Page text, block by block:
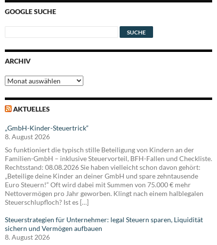
GOOGLE SUCHE
ARCHIV
Archiv
AKTUELLES
„GmbH-Kinder-Steuertrick“
8. August 2026
So funktioniert die typisch stille Beteiligung von Kindern an der
Familien-GmbH – inklusive Steuervorteil, BFH-Fallen und Checkliste.
Rechtsstand: 08.08.2026 Sie haben vielleicht schon davon gehört:
„Beteilige deine Kinder an deiner GmbH und spare zehntausende
Euro Steuern!“ Oft wird dabei mit Summen von 75.000 € mehr
Nettovermögen pro Jahr geworben. Klingt nach einem halblegalen
Steuerschlupfloch? Ist es […]
Steuerstrategien für Unternehmer: legal Steuern sparen, Liquidität
sichern und Vermögen aufbauen
8. August 2026